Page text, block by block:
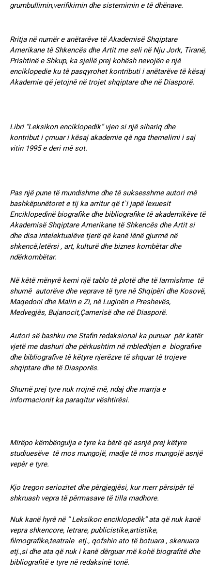
grumbullimin,verifikimin dhe sistemimin e të dhënave.
Rritja në numër e anëtarëve të Akademisë Shqiptare
Amerikane të Shkencës dhe Artit me seli në Nju Jork, Tiranë,
Prishtinë e Shkup, ka sjellë prej kohësh nevojën e një
enciklopedie ku të pasqyrohet kontributi i anëtarëve të kësaj
Akademie që jetojnë në trojet shqiptare dhe në Diasporë.
Libri “Leksikon enciklopedik” vjen si një sihariq dhe
kontribut i çmuar i kësaj akademie që nga themelimi i saj
vitin 1995 e deri më sot.
Pas një pune të mundishme dhe të suksesshme autori më
bashkëpunëtoret e tij ka arritur që t`i japë lexuesit
Enciklopedinë biografike dhe bibliografike të akademikëve të
Akademisë Shqiptare Amerikane të Shkencës dhe Artit si
dhe disa intelektualëve tjerë që kanë lënë gjurmë në
shkencë,letërsi , art, kulturë dhe biznes kombëtar dhe
ndërkombëtar.
Në këtë mënyrë kemi një tablo të plotë dhe të larmishme të
shumë autorëve dhe veprave të tyre në Shqipëri dhe Kosovë,
Maqedoni dhe Malin e Zi, në Luginën e Preshevës,
Medvegjës, Bujanocit,Çamerisë dhe në Diasporë.
Autori së bashku me Stafin redaksional ka punuar për katër
vjetë me dashuri dhe përkushtim në mbledhjen e biografive
dhe bibliografive të këtyre njerëzve të shquar të trojeve
shqiptare dhe të Diasporës.
Shumë prej tyre nuk rrojnë më, ndaj dhe marrja e
informacionit ka paraqitur vështirësi.
Mirëpo këmbëngulja e tyre ka bërë që asnjë prej këtyre
studiuesëve të mos mungojë, madje të mos mungojë asnjë
vepër e tyre.
Kjo tregon seriozitet dhe përgjegjësi, kur merr përsipër të
shkruash vepra të përmasave të tilla madhore.
Nuk kanë hyrë në “ Leksikon enciklopedik” ata që nuk kanë
vepra shkencore, letrare, publicistike,artistike,
filmografike,teatrale etj., qofshin ato të botuara , skenuara
etj.,si dhe ata që nuk i kanë dërguar më kohë biografitë dhe
bibliografitë e tyre në redaksinë tonë.